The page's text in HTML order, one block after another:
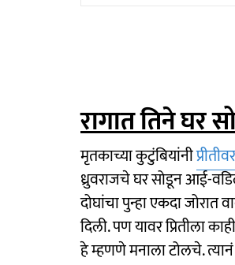
रागात तिने घर
मृतकाच्या कुटुंबियांनी
ध्रुवराजचे घर सोडून आई-
दोघांचा पुन्हा एकदा
दिली. पण यावर प्रितीला
हे म्हणणे मनाला टोलचे.